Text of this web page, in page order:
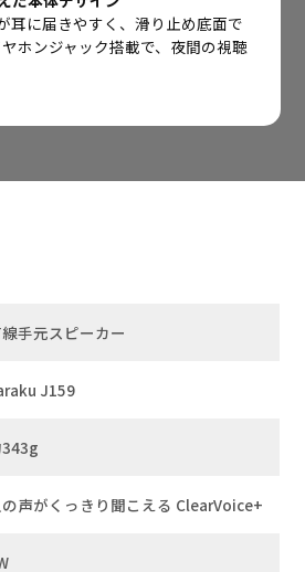
耳に届きやすく、滑り止め底面で
ホンジャック搭載で、夜間の視聴
手元スピーカー
J159
の声がくっきり聞こえる ClearVoice+